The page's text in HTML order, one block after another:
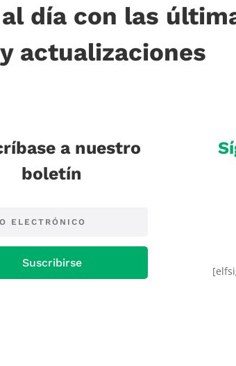
día con las
actualizaciones
a nuestro
boletín
Suscribirse